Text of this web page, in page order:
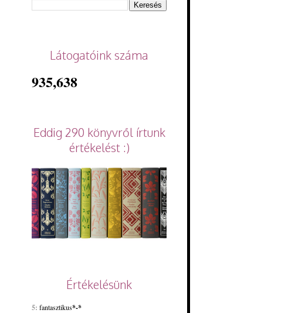
Látogatóink száma
935,638
Eddig 290 könyvről írtunk
értékelést :)
Értékelésünk
5: fantasztikus*-*